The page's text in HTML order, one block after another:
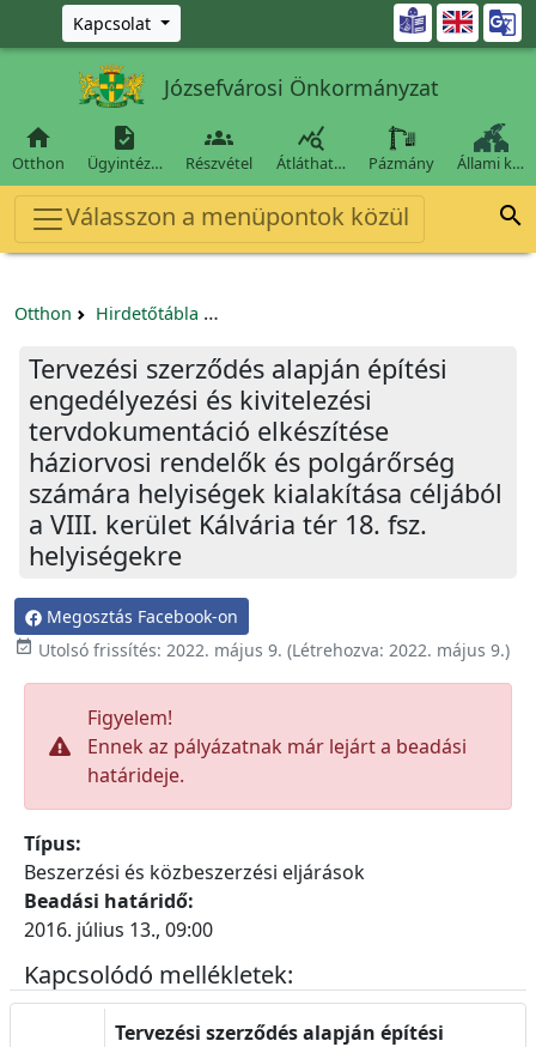
Ugrás a fő tartalomra
Kapcsolat 
Józsefvárosi Önkormányzat

Otthon

Ügyintéz…

Részvétel

Átláthat… Pázmány Állami k…
Válasszon a menüpontok közül 
Otthon Hirdetőtábla
Tervezési szerződés alapján építési
engedélyezési és kivitelezési
tervdokumentáció elkészítése
háziorvosi rendelők és polgárőrség
számára helyiségek kialakítása céljából
a VIII. kerület Kálvária tér 18. fsz.
helyiségekre
Megosztás Facebook-on
 Utolsó frissítés: 2022. május 9. (Létrehozva: 2022. május 9.)
Figyelem!
Ennek az pályázatnak már lejárt a beadási
határideje.
Típus:
Beszerzési és közbeszerzési eljárások
Beadási határidő:
2016. július 13., 09:00
Kapcsolódó mellékletek:
Tervezési szerződés alapján építési